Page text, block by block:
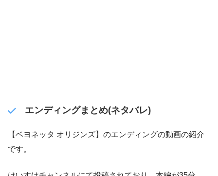
エンディングまとめ(ネタバレ)
【ベヨネッタ オリジンズ】のエンディングの動画の紹介
です。